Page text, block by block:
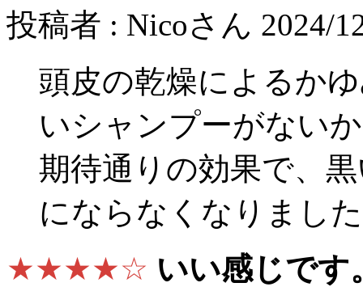
投稿者 : Nicoさん 2024/
頭皮の乾燥によるか
いシャンプーがない
期待通りの効果で、
にならなくなりまし
★★★★☆ いい感じです